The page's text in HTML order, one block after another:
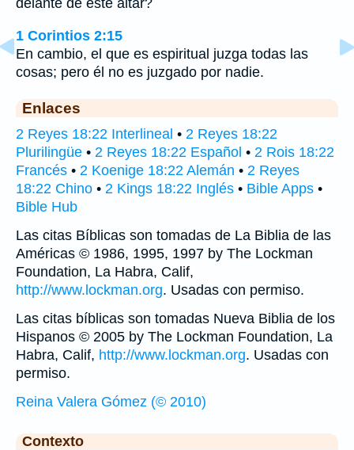
delante de este altar?
1 Corintios 2:15
En cambio, el que es espiritual juzga todas las
cosas; pero él no es juzgado por nadie.
Enlaces
2 Reyes 18:22 Interlineal • 2 Reyes 18:22
Plurilingüe • 2 Reyes 18:22 Español • 2 Rois 18:22
Francés • 2 Koenige 18:22 Alemán • 2 Reyes
18:22 Chino • 2 Kings 18:22 Inglés • Bible Apps •
Bible Hub
Las citas Bíblicas son tomadas de La Biblia de las
Américas © 1986, 1995, 1997 by The Lockman
Foundation, La Habra, Calif,
http://www.lockman.org. Usadas con permiso.
Las citas bíblicas son tomadas Nueva Biblia de los
Hispanos © 2005 by The Lockman Foundation, La
Habra, Calif, http://www.lockman.org. Usadas con
permiso.
Reina Valera Gómez (© 2010)
Contexto